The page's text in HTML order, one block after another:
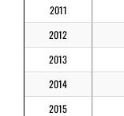
2011
2012
2013
2014
2015